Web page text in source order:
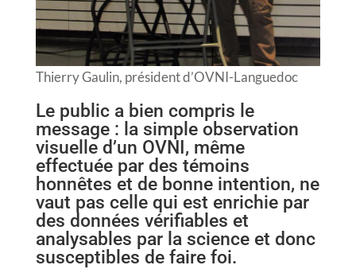
Thierry Gaulin, président d’OVNI-Languedoc
Le public a bien compris le
message : la simple observation
visuelle d’un OVNI, même
effectuée par des témoins
honnêtes et de bonne intention, ne
vaut pas celle qui est enrichie par
des données vérifiables et
analysables par la science et donc
susceptibles de faire foi.